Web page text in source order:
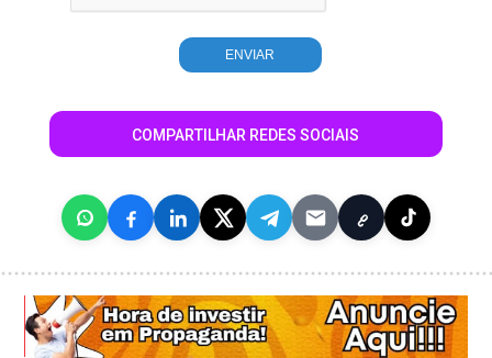
COMPARTILHAR REDES SOCIAIS